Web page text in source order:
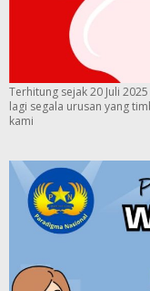
Terhitung sejak 20 Juli
lagi segala urusan yang
kami